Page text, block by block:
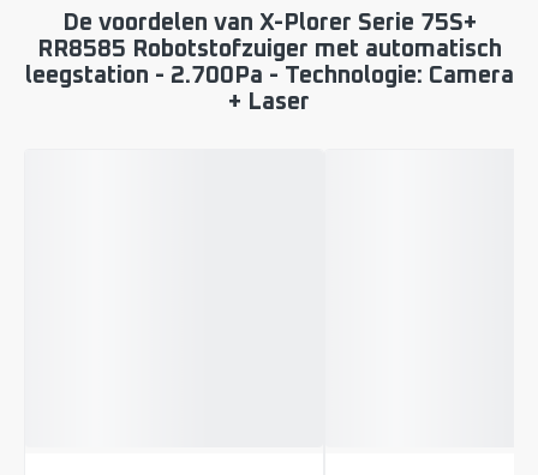
De voordelen van X-Plorer Serie 75S+
RR8585 Robotstofzuiger met automatisch
leegstation - 2.700Pa - Technologie: Camera
+ Laser